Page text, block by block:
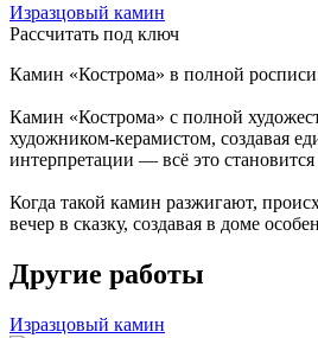
Изразцовый камин
Расcчитать под ключ
Камин «Кострома» в полной
Камин «Кострома» с полной
художником-керамистом, создавая
интерпретации — всё это
Когда такой камин разжигают,
вечер в сказку, создавая в доме
Другие работы
Изразцовый камин